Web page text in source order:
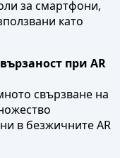
за смартфони,
като
при AR
свързване на
в безжичните AR